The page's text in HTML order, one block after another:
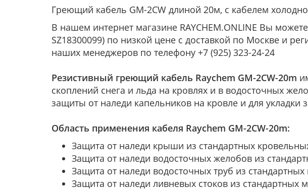
Греющий кабель GM-2CW длиной 20м, с кабелем
В нашем интернет магазине RAYCHEM.ONLINE Вы
SZ18300099) по низкой цене с доставкой по Москве и
наших менеджеров по телефону +7 (925) 323-24-24
Резистивный греющий кабель Raychem GM-2CW-20m
скоплений снега и льда на кровлях и в водосточных
защиты от наледи капельников на кровле и для
Область применения кабеля Raychem GM-2CW-20m:
Защита от наледи крыши из стандартных
Защита от наледи водосточных желобов из
Защита от наледи водосточных труб из
Защита от наледи ливневых стоков из